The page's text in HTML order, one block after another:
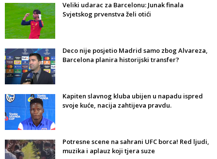
Veliki udarac za Barcelonu: Junak finala
Svjetskog prvenstva želi otići
Deco nije posjetio Madrid samo zbog Alvareza,
Barcelona planira historijski transfer?
Kapiten slavnog kluba ubijen u napadu ispred
svoje kuće, nacija zahtijeva pravdu.
Potresne scene na sahrani UFC borca! Red ljudi,
muzika i aplauz koji tjera suze